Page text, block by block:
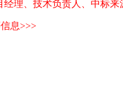
理、技术负责人、中标
息>>>